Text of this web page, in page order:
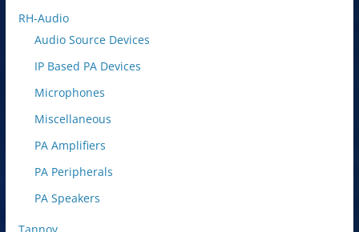
RH-Audio
Audio Source Devices
IP Based PA Devices
Microphones
Miscellaneous
PA Amplifiers
PA Peripherals
PA Speakers